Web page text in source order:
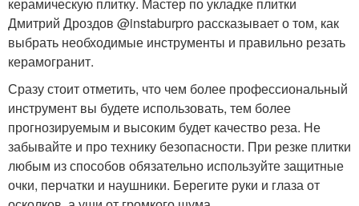
Дмитрий Дроздов @instaburpro рассказывает о том, как
выбрать необходимые инструменты и правильно резать
керамогранит.
Сразу стоит отметить, что чем более профессиональный
инструмент вы будете использовать, тем более
прогнозируемым и высоким будет качество реза. Не
забывайте и про технику безопасности. При резке плитки
любым из способов обязательно используйте защитные
очки, перчатки и наушники. Берегите руки и глаза от